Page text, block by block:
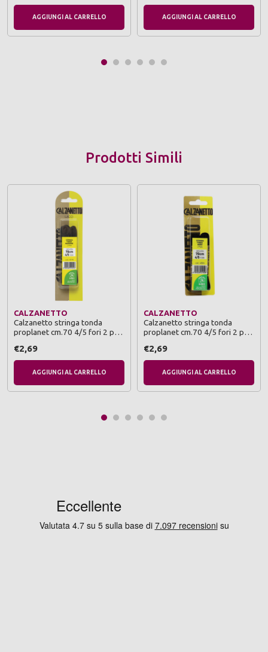
AGGIUNGI AL CARRELLO AGGIUNGI AL CARRELLO
Prodotti Simili
CALZANETTO
Calzanetto stringa tonda
proplanet cm.70 4/5 fori 2 paia
€2,69
AGGIUNGI AL CARRELLO
CALZANETTO
Calzanetto stringa tonda
proplanet cm.70 4/5 fori 2 paia
€2,69
AGGIUNGI AL CARRELLO